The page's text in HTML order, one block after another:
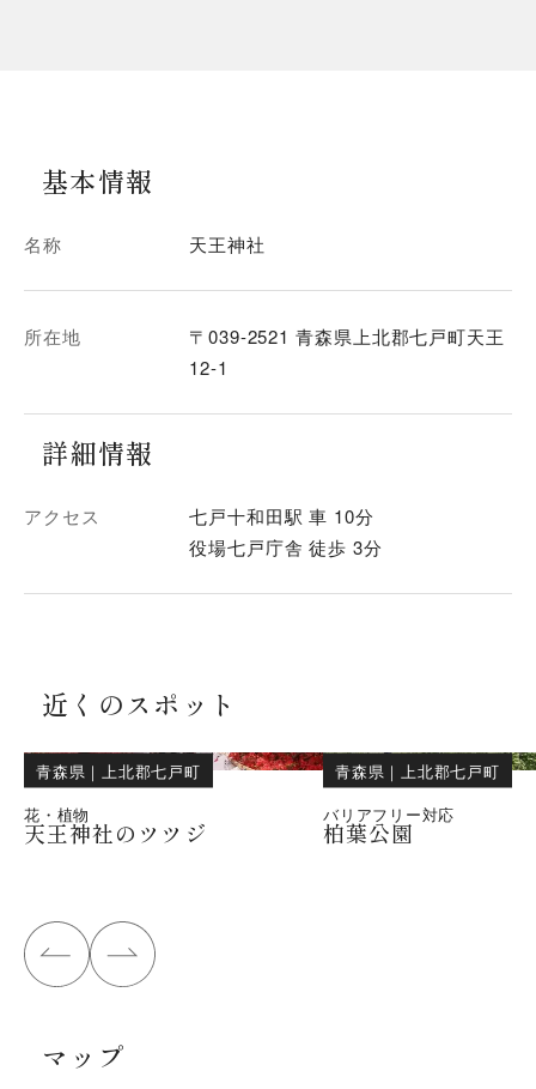
基本情報
名称 天王神社
所在地
〒039-2521 青森県上北郡七戸町天王
12-1
詳細情報
アクセス
七戸十和田駅 車 10分
役場七戸庁舎 徒歩 3分
近くのスポット
青森県 ｜
上北郡七戸町
花・植物
天王神社のツツジ
青森県 ｜
上北郡七戸町
バリアフリー対応
柏葉公園
マップ